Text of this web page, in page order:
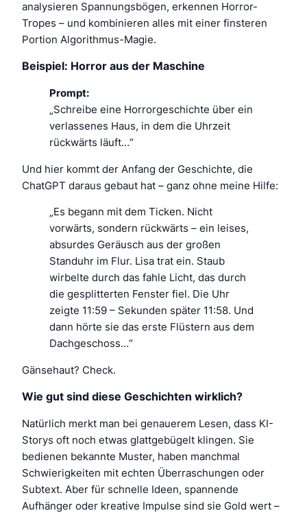
analysieren Spannungsbögen, erkennen Horror-
Tropes – und kombinieren alles mit einer finsteren
Portion Algorithmus-Magie.
Beispiel: Horror aus der Maschine
Prompt:
„Schreibe eine Horrorgeschichte über ein
verlassenes Haus, in dem die Uhrzeit
rückwärts läuft…“
Und hier kommt der Anfang der Geschichte, die
ChatGPT daraus gebaut hat – ganz ohne meine Hilfe:
„Es begann mit dem Ticken. Nicht
vorwärts, sondern rückwärts – ein leises,
absurdes Geräusch aus der großen
Standuhr im Flur. Lisa trat ein. Staub
wirbelte durch das fahle Licht, das durch
die gesplitterten Fenster fiel. Die Uhr
zeigte 11:59 – Sekunden später 11:58. Und
dann hörte sie das erste Flüstern aus dem
Dachgeschoss…“
Gänsehaut? Check.
Wie gut sind diese Geschichten wirklich?
Natürlich merkt man bei genauerem Lesen, dass KI-
Storys oft noch etwas glattgebügelt klingen. Sie
bedienen bekannte Muster, haben manchmal
Schwierigkeiten mit echten Überraschungen oder
Subtext. Aber für schnelle Ideen, spannende
Aufhänger oder kreative Impulse sind sie Gold wert –